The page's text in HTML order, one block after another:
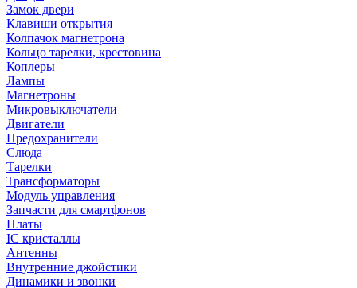
Замок двери
Клавиши открытия
Колпачок магнетрона
Кольцо тарелки, крестовина
Коплеры
Лампы
Магнетроны
Микровыключатели
Двигатели
Предохранители
Слюда
Тарелки
Трансформаторы
Модуль управления
Запчасти для смартфонов
Платы
IC кристаллы
Антенны
Внутренние джойстики
Динамики и звонки